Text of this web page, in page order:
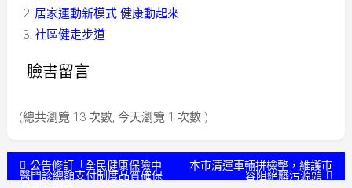
居家運動新模式 健康動起來
社區健走步道
臉書留言
(總共瀏覽 13 次數, 今天瀏覽 1 次數 )
文公告修訂「全⺠健康保險中
醫⾨診總額⽀付制度品質確保
本市清運車輛拼檢整，維護市
容阻絕髒污源頭